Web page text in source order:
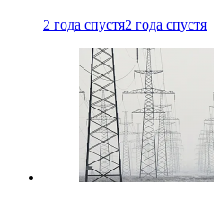
2 года спустя2 года спустя